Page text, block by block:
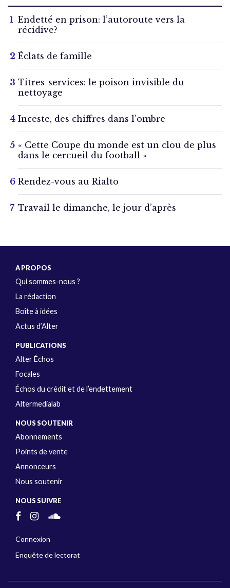
Endetté en prison: l’autoroute vers la
récidive?
Éclats de famille
Titres-services: le poison invisible du
nettoyage
Inceste, des chiffres dans l’ombre
« Cette Coupe du monde est un clou de plus
dans le cercueil du football »
Rendez-vous au Rialto
Travail le dimanche, le jour d’après
A PROPOS
Qui sommes-nous ?
La rédaction
Boîte à idées
Actus d’Alter
PUBLICATIONS
Alter Échos
Focales
Échos du crédit et de l’endettement
Altermedialab
NOUS SOUTENIR
Abonnements
Points de vente
Annonceurs
Nous soutenir
NOUS SUIVRE
Connexion
Enquête de lectorat